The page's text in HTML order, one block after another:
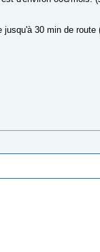
30 min de route